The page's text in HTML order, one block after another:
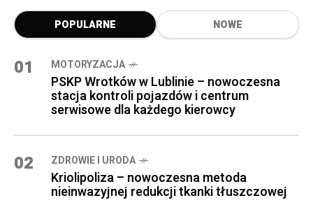
POPULARNE NOWE
01 MOTORYZACJA
PSKP Wrotków w Lublinie – nowoczesna
stacja kontroli pojazdów i centrum
serwisowe dla każdego kierowcy
02 ZDROWIE I URODA
Kriolipoliza – nowoczesna metoda
nieinwazyjnej redukcji tkanki tłuszczowej